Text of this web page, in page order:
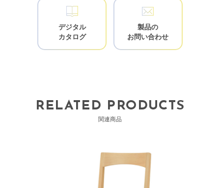
デジタル
カタログ
製品の
お問い合わせ
RELATED PRODUCTS
関連商品